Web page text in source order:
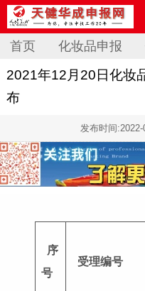
首页 化妆品申报
2021年12月20日化妆
布
发布时间:
序
号
受理编号